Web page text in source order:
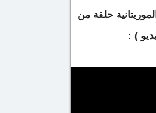
حلقة من
) :